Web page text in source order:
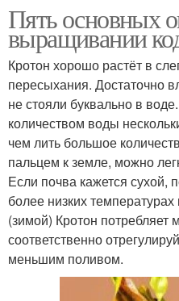
Пять основных
выращивании
Кротон хорошо растёт в
пересыхания. Достаточно
не стояли буквально в
количеством воды
чем лить большое
пальцем к земле, можно
Если почва кажется сухой,
более низких
(зимой) Кротон
соответственно
меньшим поливом.